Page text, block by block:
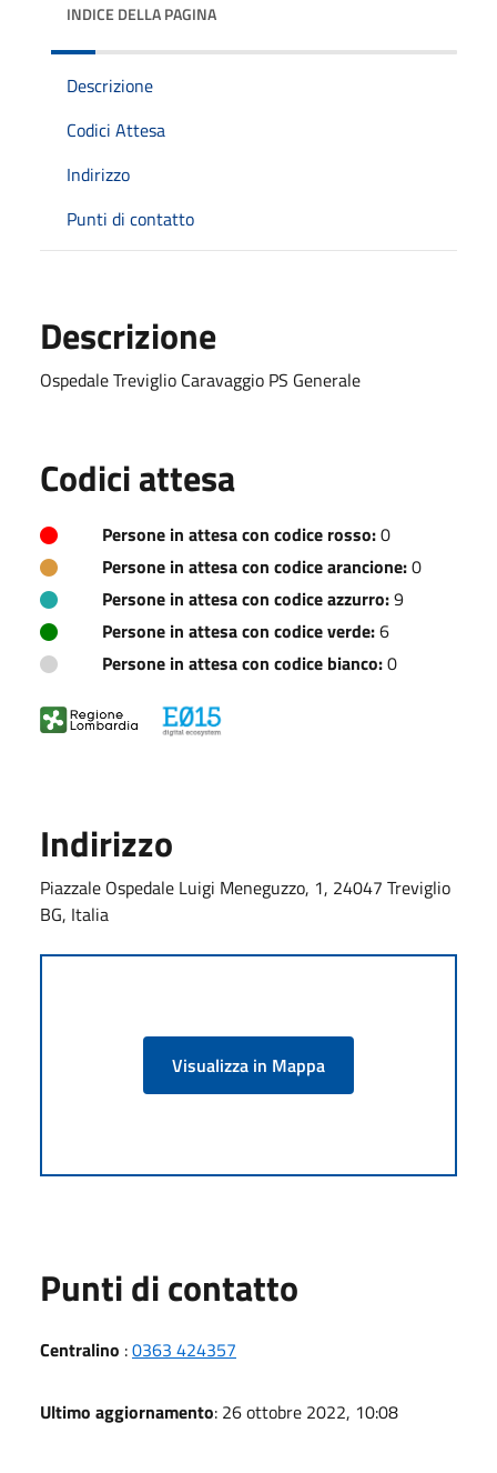
INDICE DELLA PAGINA
Descrizione
Codici Attesa
Indirizzo
Punti di contatto
Descrizione
Ospedale Treviglio Caravaggio PS Generale
Codici attesa
Persone in attesa con codice rosso:0
Persone in attesa con codice arancione:0
Persone in attesa con codice azzurro:9
Persone in attesa con codice verde:6
Persone in attesa con codice bianco:0
Indirizzo
Piazzale Ospedale Luigi Meneguzzo, 1, 24047 Treviglio
BG, Italia
Visualizza in Mappa
Punti di contatto
Centralino :0363 424357
Ultimo aggiornamento: 26 ottobre 2022, 10:08